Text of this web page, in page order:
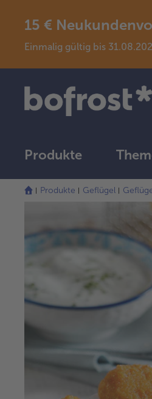
15 €
Einmalig gültig bis
Produkte
Produkte Geflügel